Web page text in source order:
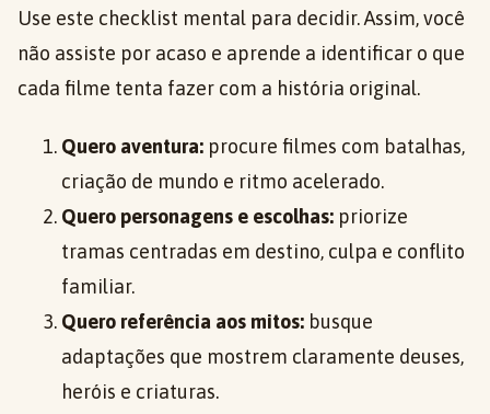
Use este checklist mental para decidir. Assim, você
não assiste por acaso e aprende a identificar o que
cada filme tenta fazer com a história original.
Quero aventura: procure filmes com batalhas,
criação de mundo e ritmo acelerado.
Quero personagens e escolhas: priorize
tramas centradas em destino, culpa e conflito
familiar.
Quero referência aos mitos: busque
adaptações que mostrem claramente deuses,
heróis e criaturas.